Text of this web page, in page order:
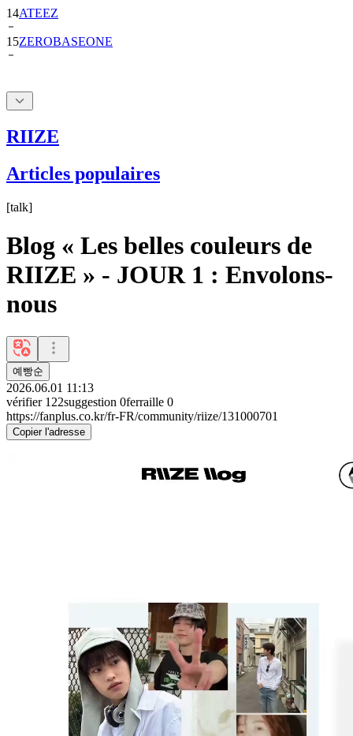
14ATEEZ
15ZEROBASEONE
RIIZE
Articles populaires
[talk]
Blog « Les belles couleurs de
RIIZE » - JOUR 1 : Envolons-
nous
예빵순
2026.06.01 11:13
vérifier 122suggestion 0ferraille 0
https://fanplus.co.kr/fr-FR/community/riize/131000701
Copier l'adresse